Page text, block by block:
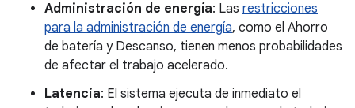
Administración de energía: Las restricciones
para la administración de energía, como el Ahorro
de batería y Descanso, tienen menos probabilidades
de afectar el trabajo acelerado.
Latencia: El sistema ejecuta de inmediato el